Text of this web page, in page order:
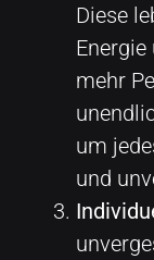
Diese
mehr
um
und